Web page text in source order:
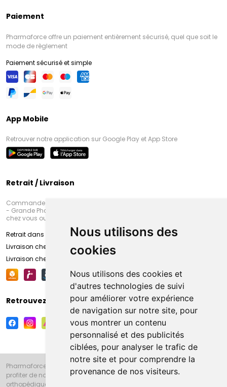
Nous utilisons des
cookies
Nous utilisons des cookies et
d'autres technologies de suivi
pour améliorer votre expérience
de navigation sur notre site, pour
vous montrer un contenu
personnalisé et des publicités
ciblées, pour analyser le trafic de
notre site et pour comprendre la
provenance de nos visiteurs.
Paiement
Pharmaforce offre un paiement entièrement sécurisé, quel que soit le
mode de règlement
Paiement sécurisé et simple
App Mobile
Retrouver notre application sur Google Play et App Store
Retrait / Livraison
Commandez en ligne et venez chercher votre commande à Amiens
- Grande Pharmacie d’Amiens (Fachon) ou recevez-là rapidement
chez vous ou en point retrait
Retrait dans la pharmacie d’Amiens
Livraison chez vous
Livraison chez votre commerçant
Retrouvez-nous sur vos réseaux sociaux
Pharmaforce.fr et la Grande Pharmacie d’Amiens vous souhaitent de
profiter de notre accueil, de nos conseils pharmaceutiques,
orthopédiques, homéopathiques, parapharmaceutiques, beauté et